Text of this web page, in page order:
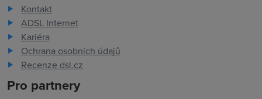
Kontakt
ADSL Internet
Kariéra
Ochrana osobních údajů
Recenze dsl.cz
Pro partnery